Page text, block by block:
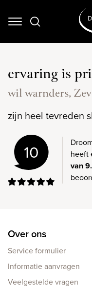
Navigation
ervaring is
wil warnders,
zijn heel tevreden
10
heeft
van
Over ons
Service formulier
Informatie aanvragen
Veelgestelde vragen